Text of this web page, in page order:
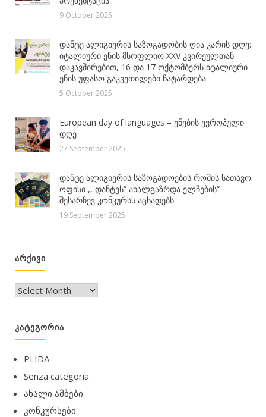
9 October 2025
დანტე ალიგიერის საზოგადობის ღია კარის დღე:
იტალიური ენის მსოფლიო XXV კვირეულთან
დაკავშირებით, 16 და 17 ოქტომბერს იტალიური
ენის უფასო გაკვეთილები ჩატარდება.
5 October 2025
European day of languages – ენების ევროპული
დღე
27 September 2025
დანტე ალიგიერის საზოგადოების რომის სათავო
ოფისი ,, დანტეს“ ახალგაზრდა ელჩების“
შესარჩევ კონკურსს აცხადებს
19 September 2025
ᲐᲠᲥᲘᲕᲘ
არქივი
ᲙᲐᲢᲔᲒᲝᲠᲘᲐ
PLIDA
Senza categoria
ახალი ამბები
კონკურსები